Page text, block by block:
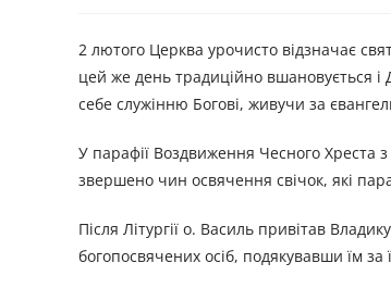
2 лютого Церква урочисто відзначає
цей же день традиційно вшановується
себе служінню Богові, живучи за
У парафії Воздвиження Чесного Хреста
звершено чин освячення свічок, які
Після Літургії о. Василь привітав
богопосвячених осіб, подякувавши їм